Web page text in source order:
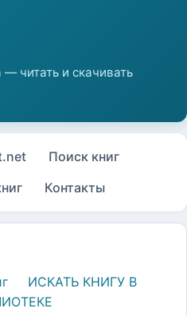
Поиск книг
Контакты
ИСКАТЬ КНИГУ В